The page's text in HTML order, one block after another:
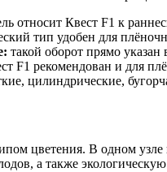
относит Квест F1 к
тип удобен для
такой оборот прямо указан
F1 рекомендован и для
цилиндрические,
цветения. В одном
а также